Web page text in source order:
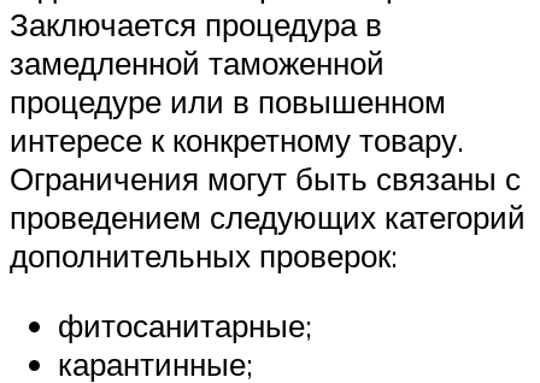
Заключается процедура в
замедленной таможенной
процедуре или в повышенном
интересе к конкретному товару.
Ограничения могут быть связаны с
проведением следующих категорий
дополнительных проверок:
фитосанитарные;
карантинные;